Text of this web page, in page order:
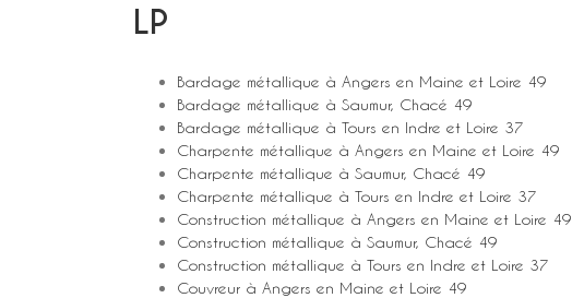
LP
Bardage métallique à Angers en Maine et Loire 49
Bardage métallique à Saumur, Chacé 49
Bardage métallique à Tours en Indre et Loire 37
Charpente métallique à Angers en Maine et Loire 49
Charpente métallique à Saumur, Chacé 49
Charpente métallique à Tours en Indre et Loire 37
Construction métallique à Angers en Maine et Loire 49
Construction métallique à Saumur, Chacé 49
Construction métallique à Tours en Indre et Loire 37
Couvreur à Angers en Maine et Loire 49